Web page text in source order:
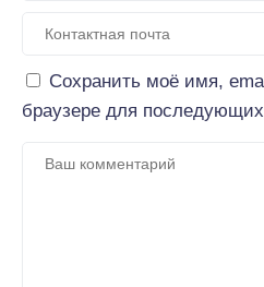
Сохранить моё имя,
браузере для